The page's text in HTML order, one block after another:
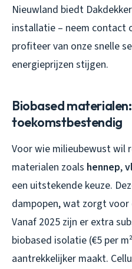
Nieuwland biedt
installatie – neem contact
profiteer van onze snelle
energieprijzen stijgen.
Biobased
toekomstbestendig
Voor wie milieubewust wil
materialen zoals hennep,
een uitstekende keuze.
dampopen, wat zorgt
Vanaf 2025 zijn er extra
biobased isolatie (€5 per
aantrekkelijker maakt.